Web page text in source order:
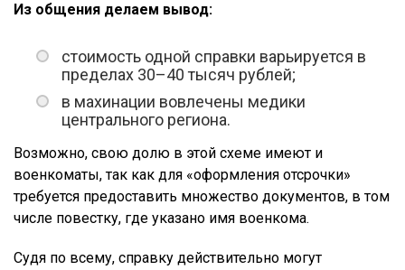
Из общения делаем вывод:
стоимость одной справки варьируется в
пределах 30–40 тысяч рублей;
в махинации вовлечены медики
центрального региона.
Возможно, свою долю в этой схеме имеют и
военкоматы, так как для «оформления отсрочки»
требуется предоставить множество документов, в том
числе повестку, где указано имя военкома.
Судя по всему, справку действительно могут